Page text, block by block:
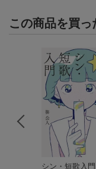
この商品を買
シン・短歌入門